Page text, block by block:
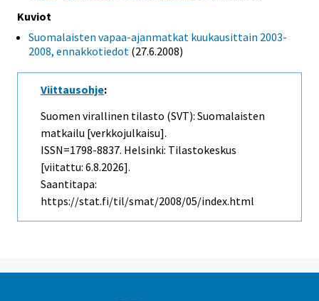
Kuviot
Suomalaisten vapaa-ajanmatkat kuukausittain 2003-
2008, ennakkotiedot (27.6.2008)
Viittausohje:
Suomen virallinen tilasto (SVT): Suomalaisten
matkailu [verkkojulkaisu].
ISSN=1798-8837. Helsinki: Tilastokeskus
[viitattu: 6.8.2026].
Saantitapa:
https://stat.fi/til/smat/2008/05/index.html